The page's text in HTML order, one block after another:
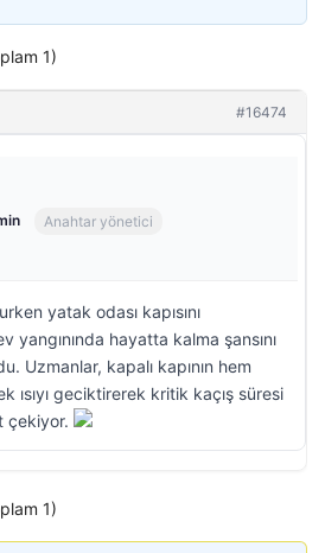
1)
#16474
Anahtar yönetici
yatak odası kapısını
yangınında hayatta kalma şansını
Uzmanlar, kapalı kapının hem
ısıyı geciktirerek kritik kaçış süresi
çekiyor.
1)